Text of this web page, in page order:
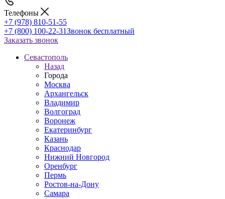
Телефоны
+7 (978) 810-51-55
+7 (800) 100-22-31Звонок бесплатный
Заказать звонок
Севастополь
Назад
Города
Москва
Архангельск
Владимир
Волгоград
Воронеж
Екатеринбург
Казань
Краснодар
Нижний Новгород
Оренбург
Пермь
Ростов-на-Дону
Самара